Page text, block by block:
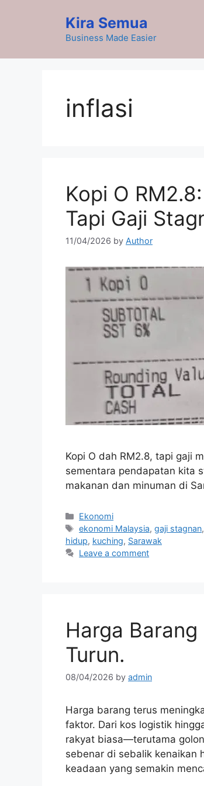
Kira Semua
Business Made Easier
inflasi
Kopi O
Tapi Gaji
11/04/2026 by Author
Kopi O dah RM2.8, tapi gaji
sementara pendapatan kita
makanan dan minuman di
Categories
Ekonomi
Tags
ekonomi Malaysia,gaji stagnan,
hidup, kuching, Sarawak
Leave a comment
Harga
Turun.
08/04/2026 by admin
Harga barang terus
faktor. Dari kos logistik
rakyat biasa—terutama
sebenar di sebalik kenaikan
keadaan yang semakin